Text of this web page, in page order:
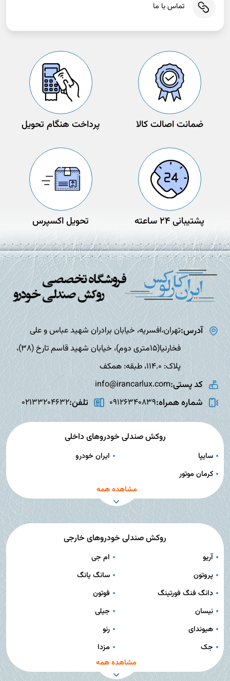
تماس با ما
ضمانت اصالت کالا پرداخت هنگام تحویل
پشتیبانی 24 ساعته تحویل اکسپرس
آدرس:تهران،افسریه، خیابان برادران شهید عباس و علی
فخارنیا(15متری دوم)، خیابان شهید قاسم تارخ (38)،
پلاک: 114.0، طبقه: همکف
کد پستی:info@irancarlux.com
شماره همراه:09126340839 تلفن:02133204632
روکش صندلی خودروهای داخلی
سایپا
ایران خودرو
کرمان موتور
مشاهده همه
روکش صندلی خودروهای خارجی
آریو
ام جی
پروتون
سانگ یانگ
دانگ فنگ فورتینگ
فوتون
نیسان
جیلی
هیوندای
رنو
جک
مزدا
مشاهده همه